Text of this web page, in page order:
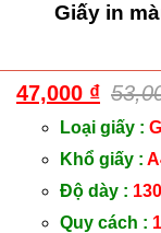
Giấy in
47,000 ₫
Loại giấy :
Khổ giấy :
Độ dày :
Quy cách :